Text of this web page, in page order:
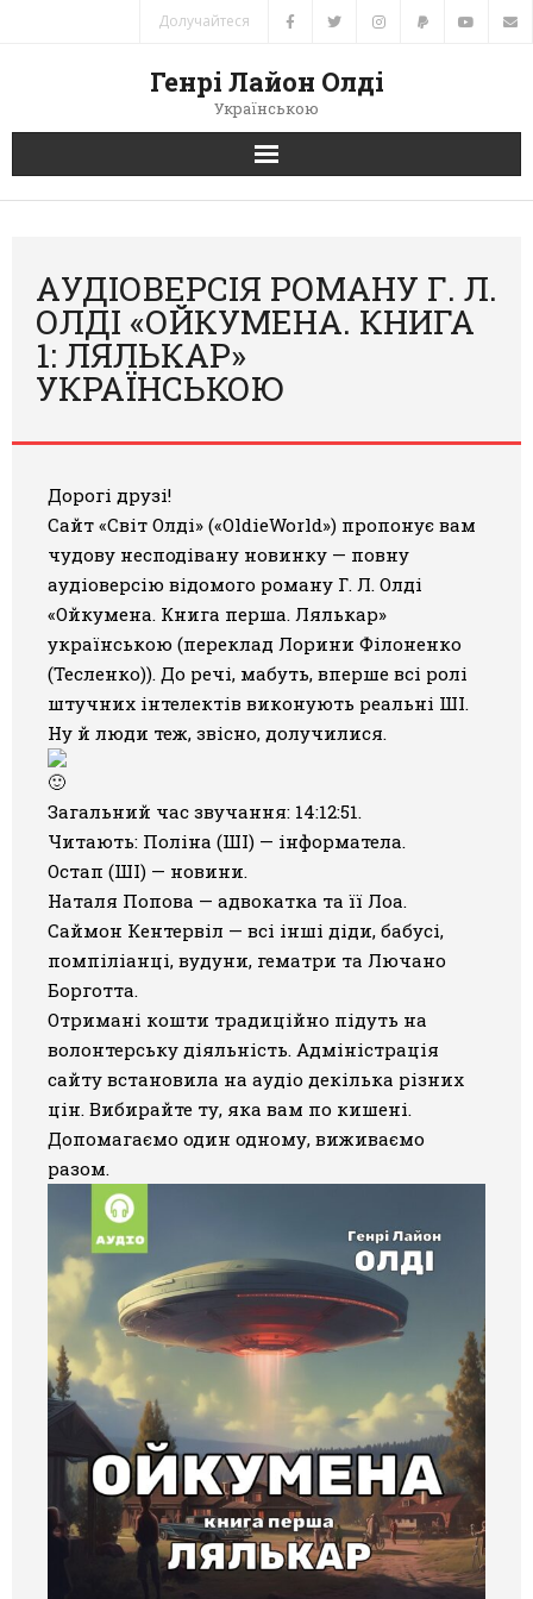
Долучайтеся
Генрі Лайон Олді
Українською
Головна
Автори
Книги
Переклади
Зв’язок
Галерея
Світ Олді
АУДІОВЕРСІЯ РОМАНУ Г. Л.
ОЛДІ «ОЙКУМЕНА. КНИГА
1: ЛЯЛЬКАР»
УКРАЇНСЬКОЮ
Дорогі друзі!
Сайт «Світ Олді» («OldieWorld») пропонує вам
чудову несподівану новинку — повну
аудіоверсію відомого роману Г. Л. Олді
«Ойкумена. Книга перша. Лялькар»
українською (переклад Лорини Філоненко
(Тесленко)). До речі, мабуть, вперше всі ролі
штучних інтелектів виконують реальні ШІ.
Ну й люди теж, звісно, долучилися.
Загальний час звучання: 14:12:51.
Читають: Поліна (ШІ) — інформатела.
Остап (ШІ) — новини.
Наталя Попова — адвокатка та її Лоа.
Саймон Кентервіл — всі інші діди, бабусі,
помпіліанці, вудуни, гематри та Лючано
Борготта.
Отримані кошти традиційно підуть на
волонтерську діяльність. Адміністрація
сайту встановила на аудіо декілька різних
цін. Вибирайте ту, яка вам по кишені.
Допомагаємо один одному, виживаємо
разом.